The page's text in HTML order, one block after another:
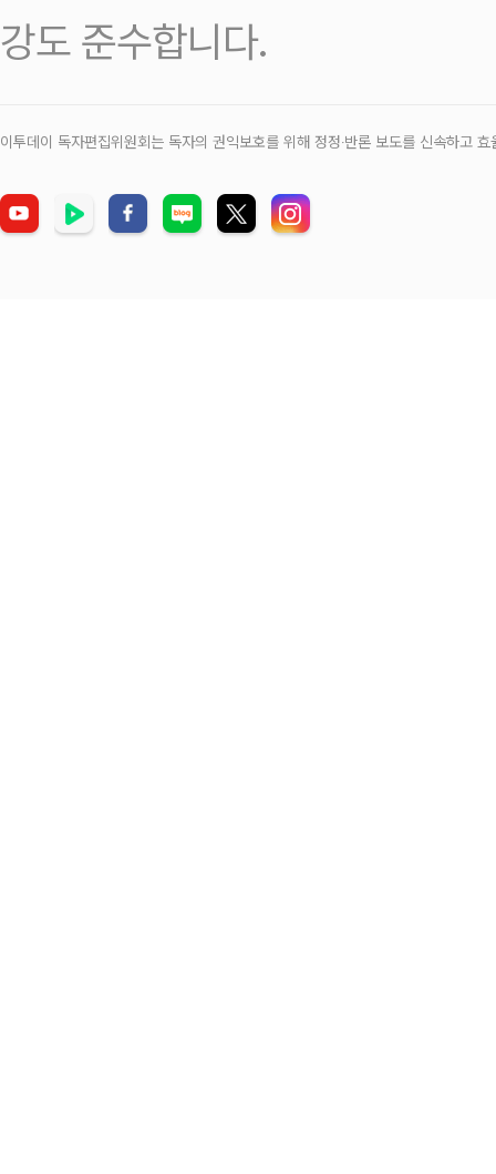
강도 준수합니다.
이투데이 독자편집위원회는 독자의 권익보호를 위해 정정‧반론 보도를 신속하고